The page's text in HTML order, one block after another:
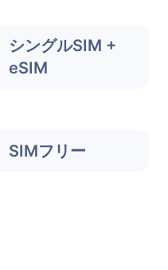
シングルSIM +
eSIM
SIMフリー